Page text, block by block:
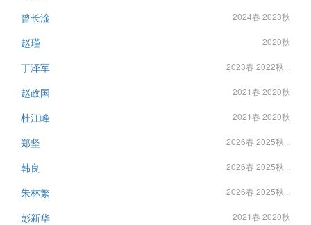
曾长淦 2024春 2023秋
赵瑾 2020秋
丁泽军 2023春 2022秋...
赵政国 2021春 2020秋
杜江峰 2021春 2020秋
郑坚 2026春 2025秋...
韩良 2026春 2025秋...
朱林繁 2026春 2025秋...
彭新华 2021春 2020秋